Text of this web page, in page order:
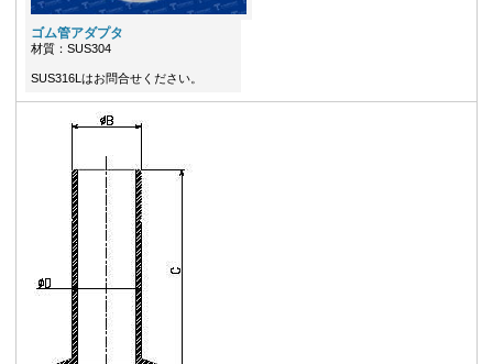
ゴム管アダプタ
材質：SUS304
SUS316Lはお問合せください。